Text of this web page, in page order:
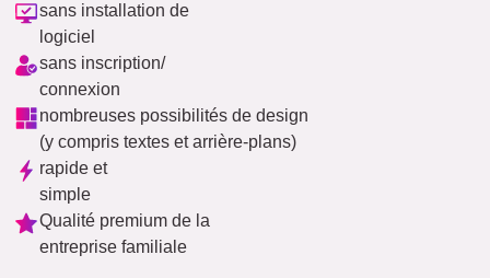
sans installation de
logiciel
sans inscription/
connexion
nombreuses possibilités de design
(y compris textes et arrière-plans)
rapide et
simple
Qualité premium de la
entreprise familiale